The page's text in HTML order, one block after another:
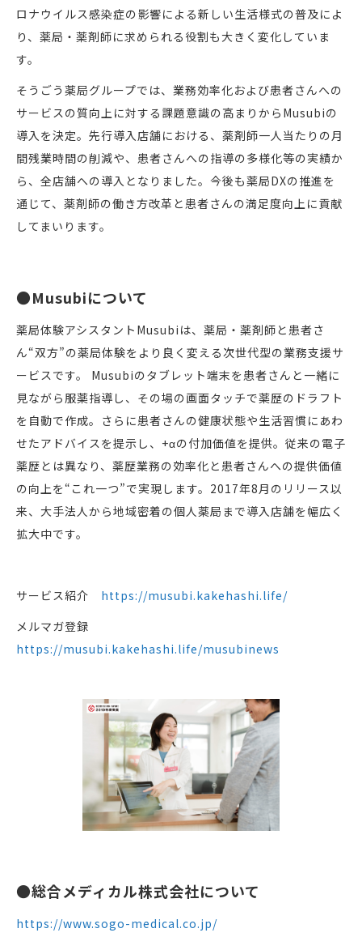
ロナウイルス感染症の影響による新しい生活様式の普及によ
り、薬局・薬剤師に求められる役割も大きく変化していま
す。
そうごう薬局グループでは、業務効率化および患者さんへの
サービスの質向上に対する課題意識の高まりからMusubiの
導入を決定。先行導入店舗における、薬剤師一人当たりの月
間残業時間の削減や、患者さんへの指導の多様化等の実績か
ら、全店舗への導入となりました。今後も薬局DXの推進を
通じて、薬剤師の働き方改革と患者さんの満足度向上に貢献
してまいります。
●Musubiについて
薬局体験アシスタントMusubiは、薬局・薬剤師と患者さ
ん“双方”の薬局体験をより良く変える次世代型の業務支援サ
ービスです。 Musubiのタブレット端末を患者さんと一緒に
見ながら服薬指導し、その場の画面タッチで薬歴のドラフト
を自動で作成。さらに患者さんの健康状態や生活習慣にあわ
せたアドバイスを提示し、+αの付加価値を提供。従来の電子
薬歴とは異なり、薬歴業務の効率化と患者さんへの提供価値
の向上を“これ一つ”で実現します。2017年8月のリリース以
来、大手法人から地域密着の個人薬局まで導入店舗を幅広く
拡大中です。
サービス紹介 https://musubi.kakehashi.life/
メルマガ登録
https://musubi.kakehashi.life/musubinews
●総合メディカル株式会社について
https://www.sogo-medical.co.jp/